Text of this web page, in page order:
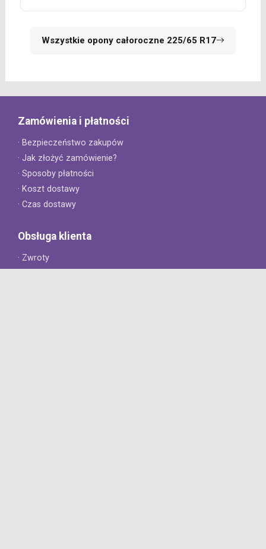
Wszystkie opony całoroczne 225/65 R17
Zamówienia i płatności
· Bezpieczeństwo zakupów
· Jak złożyć zamówienie?
· Sposoby płatności
· Koszt dostawy
· Czas dostawy
Obsługa klienta
· Zwroty